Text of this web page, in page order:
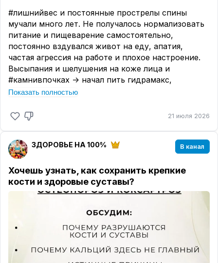
#лишнийвес и постоянные прострелы спины
мучали много лет. Не получалось нормализовать
питание и пищеварение самостоятельно,
постоянно вздувался живот на еду, апатия,
частая агрессия на работе и плохое настроение.
Высыпания и шелушения на коже лица и
#камнивпочках -> начал пить гидрамакс,
появилась энергия, улучшилось самочувствие,
вернулся в зал и даже начал бегать (в прошлом
чистая, оксалатные камни перестали беспокоить,
выходили сами песочком (а ранее лежал из-за
них в больнице). Теперь жизнерадостный,
оптимистичный человек без перепадов
настроения! В начале боялся «пилюль», теперь
зельем» его таблетницу)))
#концепция90дней
Показать полностью
21 июля 2026
ЗДОРОВЬЕ НА 100% В канал
Хочешь узнать, как сохранить крепкие
кости и здоровые суставы?